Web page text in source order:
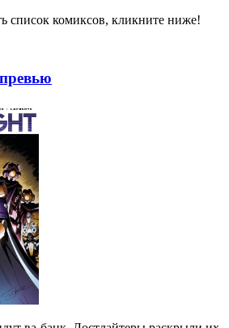
список комиксов, кликните ниже!